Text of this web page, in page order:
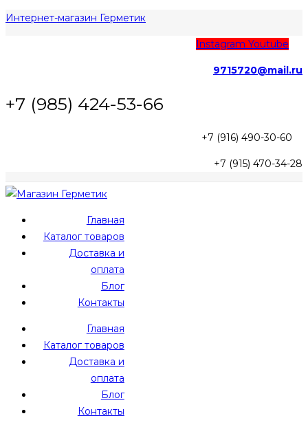
Интернет-магазин Герметик
Instagram Youtube
9715720@mail.ru
+7 (985) 424-53-66
+7 (916) 490-30-60
+7 (915) 470-34-28
Главная
Каталог товаров
Доставка и
оплата
Блог
Контакты
Главная
Каталог товаров
Доставка и
оплата
Блог
Контакты